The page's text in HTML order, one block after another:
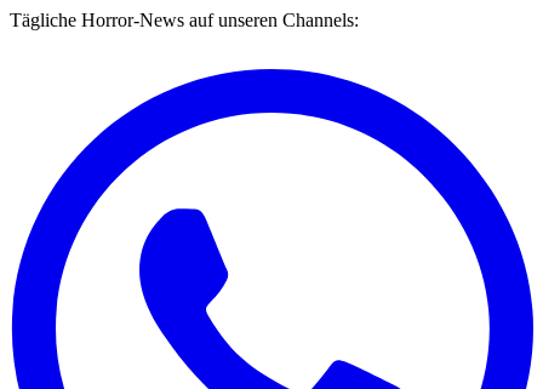
Tägliche Horror-News auf unseren Channels: